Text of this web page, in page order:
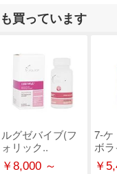
買っています
ルグゼバイブ(フ
ォリック..
￥8,000 ～
7-ケ
ボ
￥